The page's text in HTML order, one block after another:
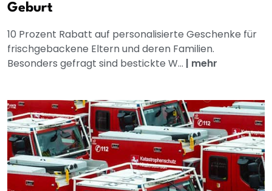
Geburt
10 Prozent Rabatt auf personalisierte Geschenke für
frischgebackene Eltern und deren Familien.
Besonders gefragt sind bestickte W... | mehr